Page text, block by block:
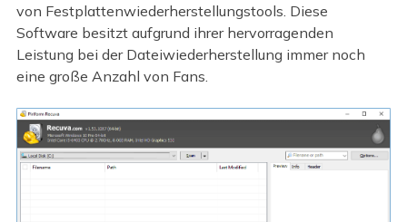
von Festplattenwiederherstellungstools. Diese
Software besitzt aufgrund ihrer hervorragenden
Leistung bei der Dateiwiederherstellung immer noch
eine große Anzahl von Fans.